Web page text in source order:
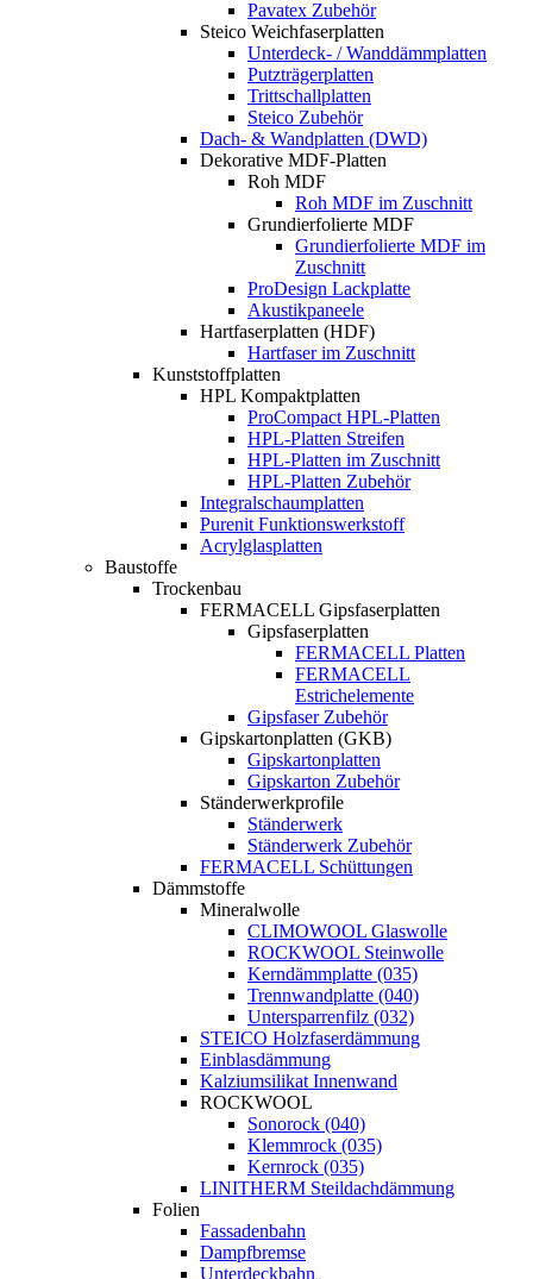
Pavatex Zubehör
Steico Weichfaserplatten
Unterdeck- / Wanddämmplatten
Putzträgerplatten
Trittschallplatten
Steico Zubehör
Dach- & Wandplatten (DWD)
Dekorative MDF-Platten
Roh MDF
Roh MDF im Zuschnitt
Grundierfolierte MDF
Grundierfolierte MDF im
Zuschnitt
ProDesign Lackplatte
Akustikpaneele
Hartfaserplatten (HDF)
Hartfaser im Zuschnitt
Kunststoffplatten
HPL Kompaktplatten
ProCompact HPL-Platten
HPL-Platten Streifen
HPL-Platten im Zuschnitt
HPL-Platten Zubehör
Integralschaumplatten
Purenit Funktionswerkstoff
Acrylglasplatten
Baustoffe
Trockenbau
FERMACELL Gipsfaserplatten
Gipsfaserplatten
FERMACELL Platten
FERMACELL
Estrichelemente
Gipsfaser Zubehör
Gipskartonplatten (GKB)
Gipskartonplatten
Gipskarton Zubehör
Ständerwerkprofile
Ständerwerk
Ständerwerk Zubehör
FERMACELL Schüttungen
Dämmstoffe
Mineralwolle
CLIMOWOOL Glaswolle
ROCKWOOL Steinwolle
Kerndämmplatte (035)
Trennwandplatte (040)
Untersparrenfilz (032)
STEICO Holzfaserdämmung
Einblasdämmung
Kalziumsilikat Innenwand
ROCKWOOL
Sonorock (040)
Klemmrock (035)
Kernrock (035)
LINITHERM Steildachdämmung
Folien
Fassadenbahn
Dampfbremse
Unterdeckbahn